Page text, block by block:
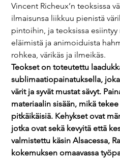
Vincent Richeux’n teoksissa
ilmaisunsa liikkuu pienistä
pintoihin, ja teoksissa esiintyy
eläimistä ja animoiduista
rohkea, värikäs ja ilmeikäs.
Teokset on toteutettu
sublimaatiopainatuksella,
värit ja syvät mustat sävyt.
materiaalin sisään, mikä
pitkäikäisiä. Kehykset ovat
jotka ovat sekä kevyitä että
valmistettu käsin Alsacessa,
kokemuksen omaavassa